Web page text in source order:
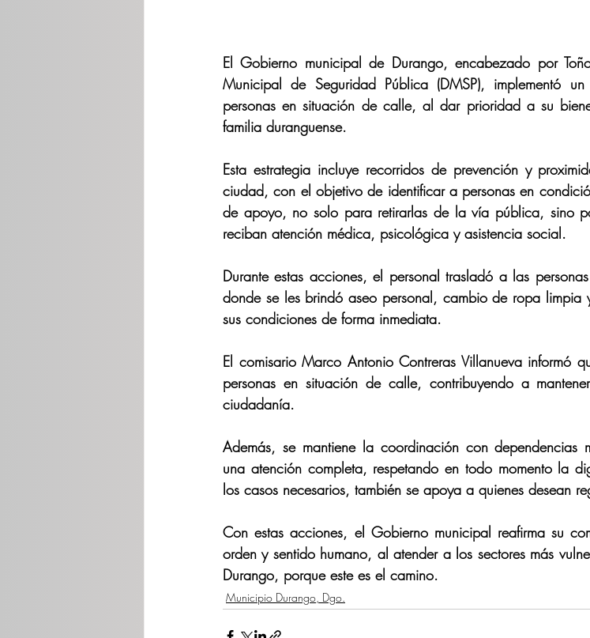
El Gobierno municipal de Durango, encabezado por
Municipal de Seguridad Pública (DMSP), implementó
personas en situación de calle, al dar prioridad a su
familia duranguense.
Esta estrategia incluye recorridos de prevención y
ciudad, con el objetivo de identificar a personas en
de apoyo, no solo para retirarlas de la vía pública, sino
reciban atención médica, psicológica y asistencia social.
Durante estas acciones, el personal trasladó a las
donde se les brindó aseo personal, cambio de ropa
sus condiciones de forma inmediata.
El comisario Marco Antonio Contreras Villanueva informó
personas en situación de calle, contribuyendo a
ciudadanía.
Además, se mantiene la coordinación con dependencias
una atención completa, respetando en todo momento la
los casos necesarios, también se apoya a quienes desean
Con estas acciones, el Gobierno municipal reafirma su
orden y sentido humano, al atender a los sectores más
Durango, porque este es el camino.
Municipio Durango, Dgo.